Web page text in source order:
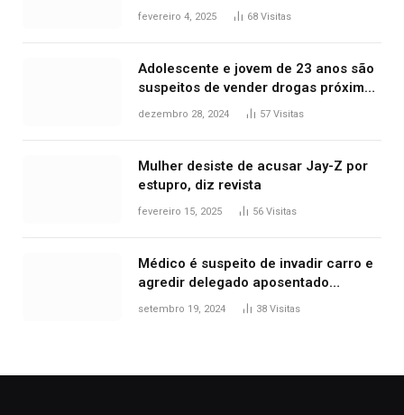
West que apareceu nua no Grammy
fevereiro 4, 2025 68 Visitas
Adolescente e jovem de 23 anos são
suspeitos de vender drogas próximo
de delegacia e escola, diz polícia
dezembro 28, 2024 57 Visitas
Mulher desiste de acusar Jay-Z por
estupro, diz revista
fevereiro 15, 2025 56 Visitas
Médico é suspeito de invadir carro e
agredir delegado aposentado
durante confusão no trânsito
setembro 19, 2024 38 Visitas